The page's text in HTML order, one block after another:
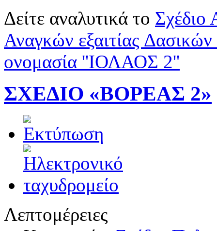
Δείτε αναλυτικά το Σχέδιο
Αναγκών εξαιτίας
ονομασία ''ΙΟΛΑΟΣ 2''
ΣΧΕΔΙΟ «ΒΟΡΕΑΣ 2»
Λεπτομέρειες